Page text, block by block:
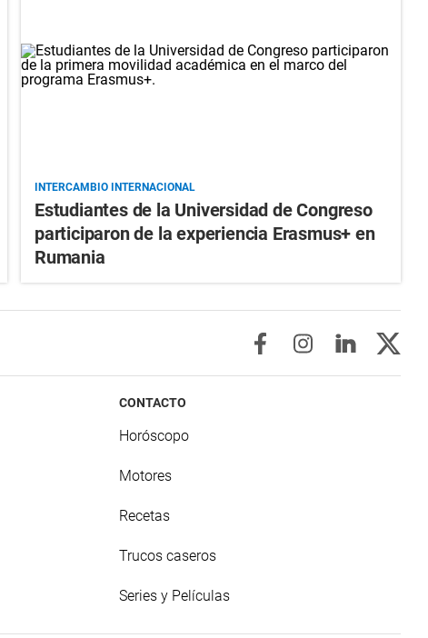
INTERCAMBIO INTERNACIONAL
Estudiantes de la Universidad de Congreso
participaron de la experiencia Erasmus+ en
Rumania
CONTACTO
Horóscopo
Motores
Recetas
Trucos caseros
Series y Películas